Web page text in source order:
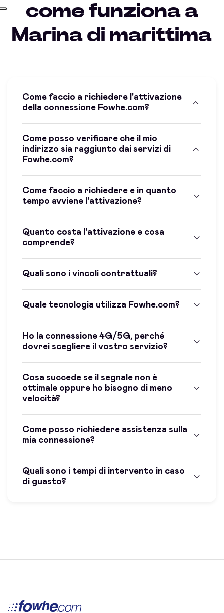
come funziona a
Marina di marittima
Come faccio a richiedere l'attivazione
della connessione Fowhe.com?
Come posso verificare che il mio
indirizzo sia raggiunto dai servizi di
Fowhe.com?
Come faccio a richiedere e in quanto
tempo avviene l'attivazione?
Quanto costa l'attivazione e cosa
comprende?
Quali sono i vincoli contrattuali?
Quale tecnologia utilizza Fowhe.com?
Ho la connessione 4G/5G, perché
dovrei scegliere il vostro servizio?
Cosa succede se il segnale non è
ottimale oppure ho bisogno di meno
velocità?
Come posso richiedere assistenza sulla
mia connessione?
Quali sono i tempi di intervento in caso
di guasto?